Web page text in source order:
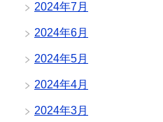
2024年7月
2024年6月
2024年5月
2024年4月
2024年3月